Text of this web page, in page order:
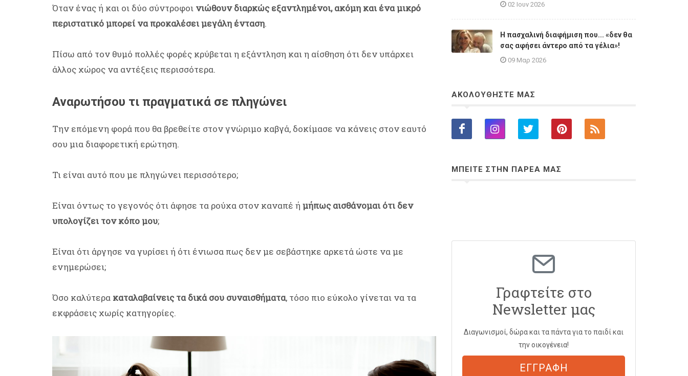
Όταν ένας ή και οι δύο σύντροφοι νιώθουν διαρκώς εξαντλημένοι, ακόμη και ένα μικρό
περιστατικό μπορεί να προκαλέσει μεγάλη ένταση.
Πίσω από τον θυμό πολλές φορές κρύβεται η εξάντληση και η αίσθηση ότι δεν υπάρχει
άλλος χώρος να αντέξεις περισσότερα.
Αναρωτήσου τι πραγματικά σε πληγώνει
Την επόμενη φορά που θα βρεθείτε στον γνώριμο καβγά, δοκίμασε να κάνεις στον εαυτό
σου μια διαφορετική ερώτηση.
Τι είναι αυτό που με πληγώνει περισσότερο;
Είναι όντως το γεγονός ότι άφησε τα ρούχα στον καναπέ ή μήπως αισθάνομαι ότι δεν
υπολογίζει τον κόπο μου;
Είναι ότι άργησε να γυρίσει ή ότι ένιωσα πως δεν με σεβάστηκε αρκετά ώστε να με
ενημερώσει;
Όσο καλύτερα καταλαβαίνεις τα δικά σου συναισθήματα, τόσο πιο εύκολο γίνεται να τα
εκφράσεις χωρίς κατηγορίες.
02 Ιουν 2026
Η πασχαλινή διαφήμιση που... «δεν θα
σας αφήσει άντερο από τα γέλια»!
09 Μαρ 2026
ΑΚΟΛΟΥΘΗΣΤΕ ΜΑΣ
ΜΠΕΙΤΕ ΣΤΗΝ ΠΑΡΕΑ ΜΑΣ
Γραφτείτε στο
Newsletter μας
Διαγωνισμοί, δώρα και τα πάντα για το παιδί και
την οικογένεια!
ΕΓΓΡΑΦΗ